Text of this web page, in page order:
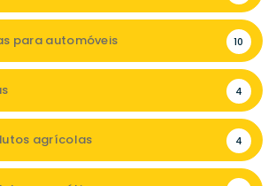
para automóveis 10
4
agrícolas 4